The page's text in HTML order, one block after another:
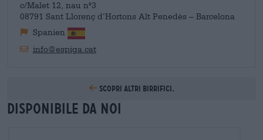
c/Malet 12, nau nº3
08791 Sant Llorenç d’Hortons Alt Penedès – Barcelona
Spanien
info@espiga.cat
Scopri altri birrifici.
Disponibile da noi